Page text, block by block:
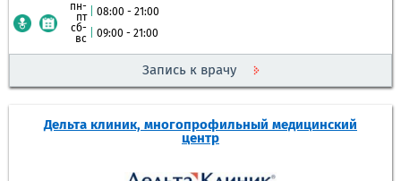
пн-
пт| 08:00 - 21:00
сб-
вс
09:00 - 21:00
Запись к врачу
Дельта клиник, многопрофильный медицинский
центр